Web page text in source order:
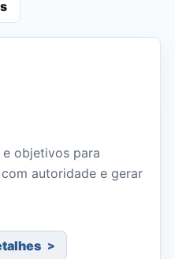
objetivos para
autoridade e gerar